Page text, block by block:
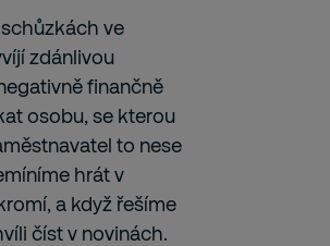
ve
zdánlivou
finančně
osobu, se kterou
to nese
hrát v
a když řešíme
číst v novinách.